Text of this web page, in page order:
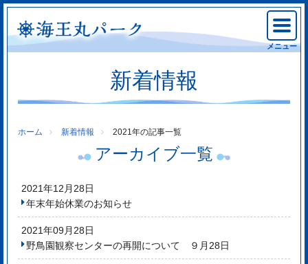
メニュー
新着情報
ホーム 新着情報 2021年の記事一覧
アーカイブ一覧
2021年12月28日
年末年始休業のお知らせ
2021年09月28日
野鳥園観察センターの再開について ９月28日